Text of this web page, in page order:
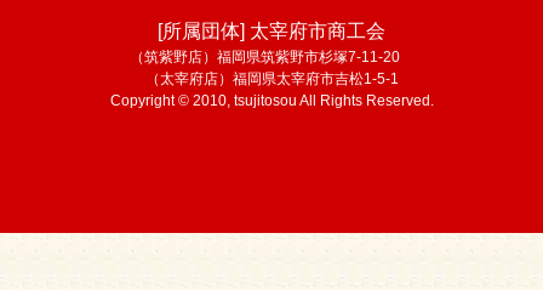
[所属団体] 太宰府市商工会
（筑紫野店）福岡県筑紫野市杉塚7-11-20
（太宰府店）福岡県太宰府市吉松1-5-1
Copyright © 2010, tsujitosou All Rights Reserved.